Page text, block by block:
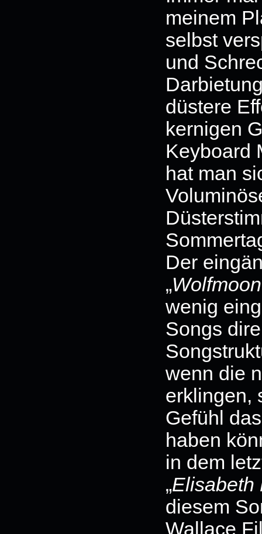
meinem
selbst
und
düstere
kernigen
Keyboard
hat man
Der
„Wolfmoon
wenig
Songs
wenn die
erklingen,
Gefühl
haben
in dem
„Elisabeth
diesem
Wallace